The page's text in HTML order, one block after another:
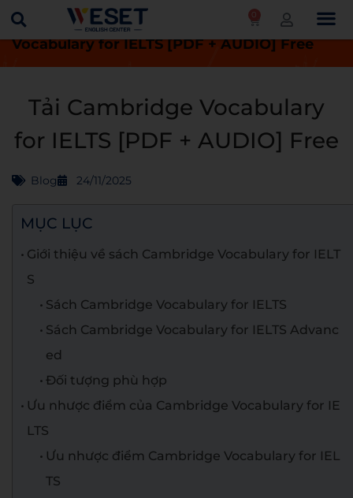
0
Trang chủ Blog
Tải Cambridge
Vocabulary for IELTS [PDF + AUDIO] Free
Tải Cambridge Vocabulary
for IELTS [PDF + AUDIO] Free
Blog 24/11/2025
MỤC LỤC
Giới thiệu về sách Cambridge Vocabulary for IELT
S
Sách Cambridge Vocabulary for IELTS
Sách Cambridge Vocabulary for IELTS Advanc
ed
Đối tượng phù hợp
Ưu nhược điểm của Cambridge Vocabulary for IE
LTS
Ưu nhược điểm Cambridge Vocabulary for IEL
TS